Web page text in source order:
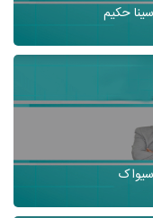
حکیم